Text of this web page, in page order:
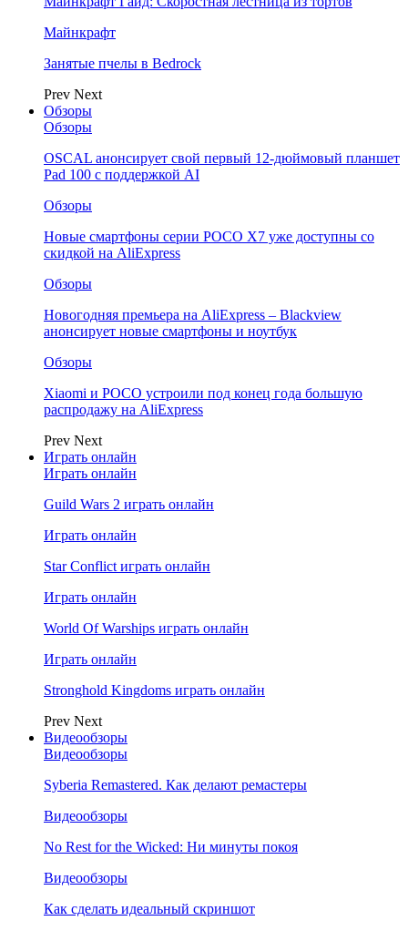
Майнкрафт
Занятые пчелы в Bedrock
Prev Next
Обзоры
Обзоры
OSCAL анонсирует свой первый 12-дюймовый планшет
Pad 100 с поддержкой AI
Обзоры
Новые смартфоны серии POCO X7 уже доступны со
скидкой на AliExpress
Обзоры
Новогодняя премьера на AliExpress – Blackview
анонсирует новые смартфоны и ноутбук
Обзоры
Xiaomi и POCO устроили под конец года большую
распродажу на AliExpress
Prev Next
Играть онлайн
Играть онлайн
Guild Wars 2 играть онлайн
Играть онлайн
Star Conflict играть онлайн
Играть онлайн
World Of Warships играть онлайн
Играть онлайн
Stronghold Kingdoms играть онлайн
Prev Next
Видеообзоры
Видеообзоры
Syberia Remastered. Как делают ремастеры
Видеообзоры
No Rest for the Wicked: Ни минуты покоя
Видеообзоры
Как сделать идеальный скриншот